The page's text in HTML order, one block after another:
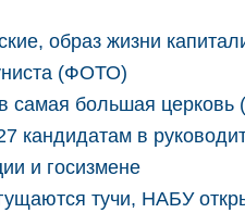
образ жизни
(ФОТО)
самая большая церковь
кандидатам в
и госизмене
тучи, НАБУ